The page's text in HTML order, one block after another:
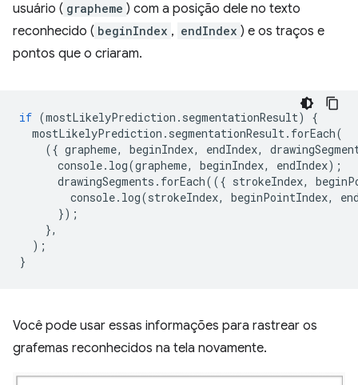
usuário ( grapheme ) com a posição dele no texto
reconhecido ( beginIndex , endIndex ) e os traços e
pontos que o criaram.
if (mostLikelyPrediction . segmentationResult)
{
mostLikelyPrediction . segmentationResult. forEach(
({ grapheme, beginIndex, endIndex,
console. log(grapheme, beginIndex, endIndex);
drawingSegments . forEach(({ strokeIndex,
console. log(strokeIndex, beginPointIndex,
});
},
);
}
Você pode usar essas informações para rastrear os
grafemas reconhecidos na tela novamente.